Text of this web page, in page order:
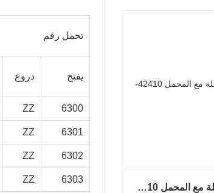
تحمل رقم
يفتح دروع
6300
ZZ
6301
ZZ
6302
ZZ
6303
ZZ
مجموعة محور العجلة مع المحمل 42410-B2050